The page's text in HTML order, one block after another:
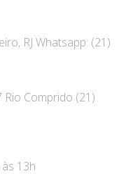
RJ Whatsapp: (21)
Rio Comprido (21)
13h